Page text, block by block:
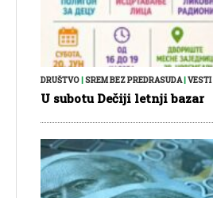
DRUŠTVO SREM BEZ PREDRASUDA| VESTI|
U subotu Dečiji letnji bazar